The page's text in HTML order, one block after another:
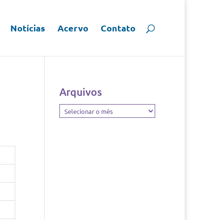
Notícias Acervo Contato
Arquivos
Arquivos